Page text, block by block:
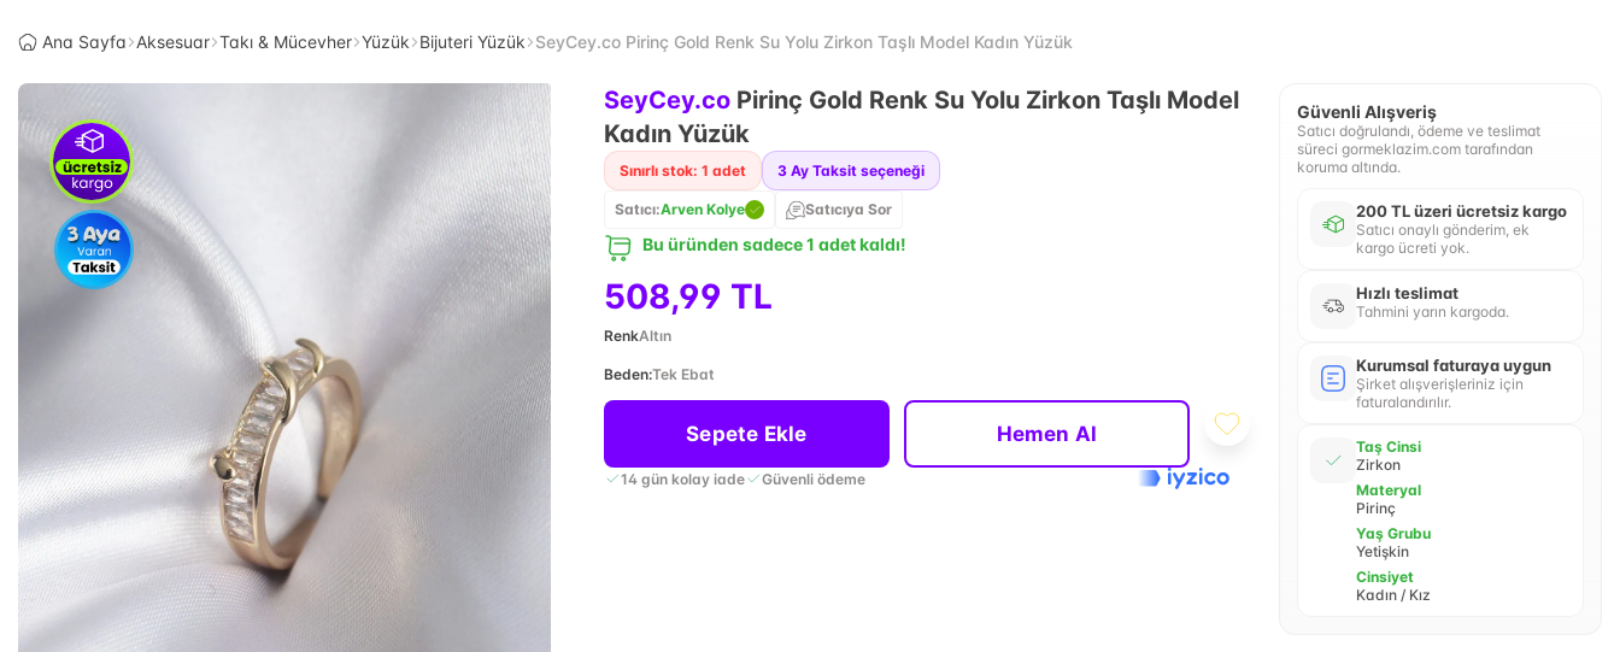
Ana Sayfa Aksesuar Takı & Mücevher Yüzük Bijuteri Yüzük SeyCey.co Pirinç Gold Renk Su Yolu Zirkon Taşlı Model Kadın Yüzük
SeyCey.co Pirinç Gold Renk Su Yolu Zirkon Taşlı Model
Kadın Yüzük
Sınırlı stok: 1 adet 3 Ay Taksit seçeneği
Satıcı:Arven Kolye Satıcıya Sor
Bu üründen sadece 1 adet kaldı!
508,99 TL
RenkAltın
Beden:Tek Ebat
Sepete Ekle Hemen Al
14 gün kolay iade Güvenli ödeme
Güvenli Alışveriş
Satıcı doğrulandı, ödeme ve teslimat
süreci gormeklazim.com tarafından
koruma altında.
200 TL üzeri ücretsiz kargo
Satıcı onaylı gönderim, ek
kargo ücreti yok.
Hızlı teslimat
Tahmini yarın kargoda.
Kurumsal faturaya uygun
Şirket alışverişleriniz için
faturalandırılır.
Taş Cinsi
Zirkon
Materyal
Pirinç
Yaş Grubu
Yetişkin
Cinsiyet
Kadın / Kız